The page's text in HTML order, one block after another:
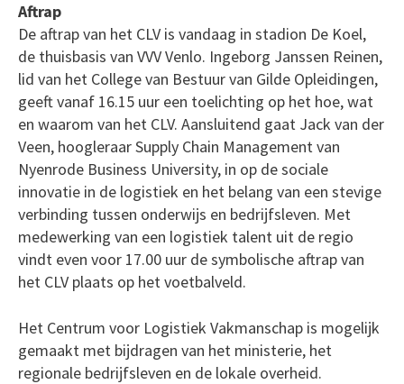
Aftrap
De aftrap van het CLV is vandaag in stadion De Koel,
de thuisbasis van VVV Venlo. Ingeborg Janssen Reinen,
lid van het College van Bestuur van Gilde Opleidingen,
geeft vanaf 16.15 uur een toelichting op het hoe, wat
en waarom van het CLV. Aansluitend gaat Jack van der
Veen, hoogleraar Supply Chain Management van
Nyenrode Business University, in op de sociale
innovatie in de logistiek en het belang van een stevige
verbinding tussen onderwijs en bedrijfsleven. Met
medewerking van een logistiek talent uit de regio
vindt even voor 17.00 uur de symbolische aftrap van
het CLV plaats op het voetbalveld.
Het Centrum voor Logistiek Vakmanschap is mogelijk
gemaakt met bijdragen van het ministerie, het
regionale bedrijfsleven en de lokale overheid.